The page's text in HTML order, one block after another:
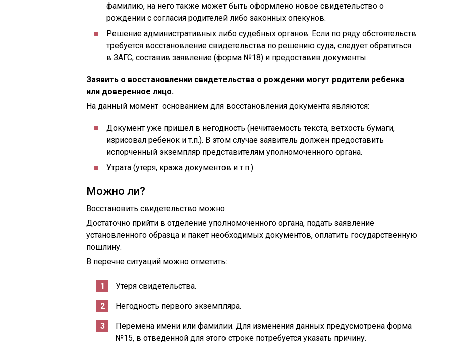
фамилию, на него также может быть оформлено новое свидетельство о
рождении с согласия родителей либо законных опекунов.
Решение административных либо судебных органов. Если по ряду обстоятельств
требуется восстановление свидетельства по решению суда, следует обратиться
в ЗАГС, составив заявление (форма №18) и предоставив документы.
Заявить о восстановлении свидетельства о рождении могут родители ребенка
или доверенное лицо.
На данный момент основанием для восстановления документа являются:
Документ уже пришел в негодность (нечитаемость текста, ветхость бумаги,
изрисовал ребенок и т.п.). В этом случае заявитель должен предоставить
испорченный экземпляр представителям уполномоченного органа.
Утрата (утеря, кража документов и т.п.).
Можно ли?
Восстановить свидетельство можно.
Достаточно прийти в отделение уполномоченного органа, подать заявление
установленного образца и пакет необходимых документов, оплатить государственную
пошлину.
В перечне ситуаций можно отметить:
Утеря свидетельства.
Негодность первого экземпляра.
Перемена имени или фамилии. Для изменения данных предусмотрена форма
№15, в отведенной для этого строке потребуется указать причину.